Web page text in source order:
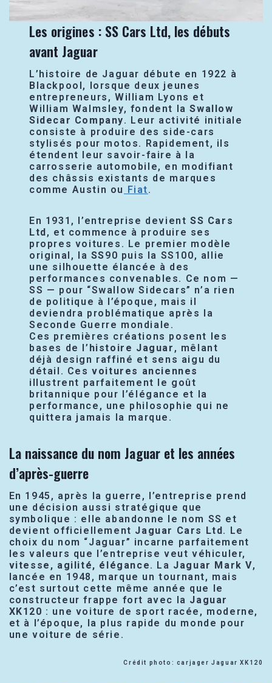
Les origines : SS Cars Ltd, les débuts
avant Jaguar
L’histoire de Jaguar débute en 1922 à
Blackpool, lorsque deux jeunes
entrepreneurs, William Lyons et
William Walmsley, fondent laSwallow
Sidecar Company. Leur activité initiale
consiste à produire des side-cars
stylisés pour motos. Rapidement, ils
étendent leur savoir-faire à la
carrosserie automobile, en modifiant
des châssis existants de marques
comme Austin ou Fiat.
En 1931, l’entreprise devientSS Cars
Ltd, et commence à produire ses
propres voitures. Le premier modèle
original, la SS90 puis la SS100, allie
une silhouette élancée à des
performances convenables. Ce nom —
SS — pour “Swallow Sidecars” n’a rien
de politique à l’époque, mais il
deviendra problématique après la
Seconde Guerre mondiale.
Ces premières créations posent les
bases de l’ histoire Jaguar , mêlant
déjà design raffiné et sens aigu du
détail. Cesvoitures anciennes
illustrent parfaitement le goût
britannique pour l’élégance et la
performance, une philosophie qui ne
quittera jamais la marque.
La naissance du nom Jaguar et les années
d’après-guerre
En 1945, après la guerre, l’entreprise prend
une décision aussi stratégique que
symbolique : elle abandonne le nom SS et
devient officiellement Jaguar Cars Ltd. Le
choix du nom “Jaguar” incarne parfaitement
les valeurs que l’entreprise veut véhiculer,
vitesse, agilité, élégance. La Jaguar Mark V,
lancée en 1948, marque un tournant, mais
c’est surtout cette même année que le
constructeur frappe fort avec la Jaguar
XK120 : une voiture de sport racée, moderne,
et à l’époque, la plus rapide du monde pour
une voiture de série.
Crédit photo: carjager Jaguar XK120